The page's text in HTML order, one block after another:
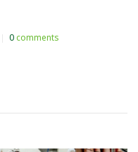
0comments